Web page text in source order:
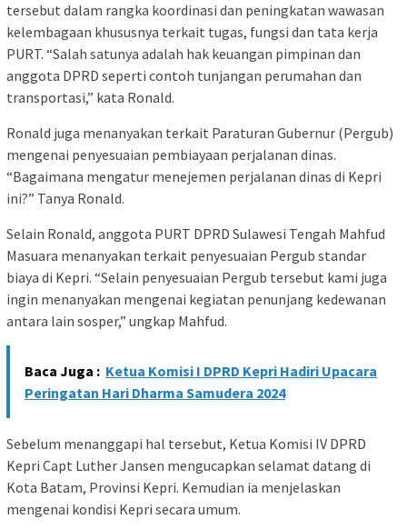
tersebut dalam rangka koordinasi dan peningkatan wawasan
kelembagaan khususnya terkait tugas, fungsi dan tata kerja
PURT. “Salah satunya adalah hak keuangan pimpinan dan
anggota DPRD seperti contoh tunjangan perumahan dan
transportasi,” kata Ronald.
Ronald juga menanyakan terkait Paraturan Gubernur (Pergub)
mengenai penyesuaian pembiayaan perjalanan dinas.
“Bagaimana mengatur menejemen perjalanan dinas di Kepri
ini?” Tanya Ronald.
Selain Ronald, anggota PURT DPRD Sulawesi Tengah Mahfud
Masuara menanyakan terkait penyesuaian Pergub standar
biaya di Kepri. “Selain penyesuaian Pergub tersebut kami juga
ingin menanyakan mengenai kegiatan penunjang kedewanan
antara lain sosper,” ungkap Mahfud.
Baca Juga : Ketua Komisi I DPRD Kepri Hadiri Upacara
Peringatan Hari Dharma Samudera 2024
Sebelum menanggapi hal tersebut, Ketua Komisi IV DPRD
Kepri Capt Luther Jansen mengucapkan selamat datang di
Kota Batam, Provinsi Kepri. Kemudian ia menjelaskan
mengenai kondisi Kepri secara umum.